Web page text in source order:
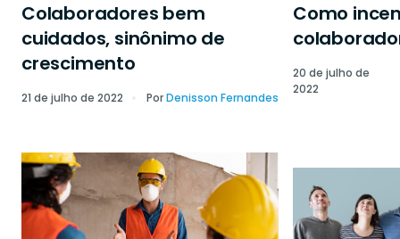
Colaboradores bem
cuidados, sinônimo de
crescimento
21 de julho de 2022 PorDenisson Fernandes
Como
20 de julho de
2022